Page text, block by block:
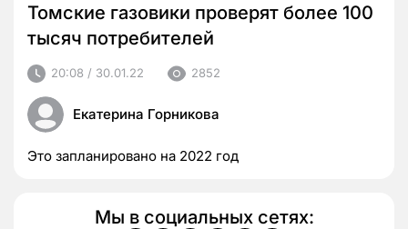
Томские газовики проверят более 100
тысяч потребителей
20:08 / 30.01.22 2852
Екатерина Горникова
Это запланировано на 2022 год
Мы в социальных сетях: